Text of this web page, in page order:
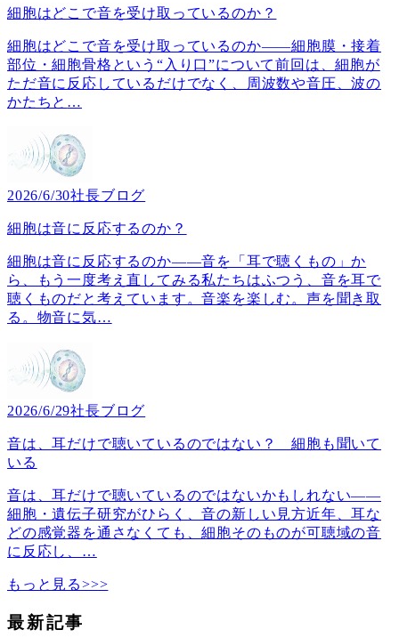
細胞はどこで音を受け取っているのか？
細胞はどこで音を受け取っているのか――細胞膜・接着
部位・細胞骨格という“入り口”について前回は、細胞が
ただ音に反応しているだけでなく、周波数や音圧、波の
かたちと …
2026/6/30社長ブログ
細胞は音に反応するのか？
細胞は音に反応するのか――音を「耳で聴くもの」か
ら、もう一度考え直してみる私たちはふつう、音を耳で
聴くものだと考えています。音楽を楽しむ。声を聞き取
る。物音に気…
2026/6/29社長ブログ
音は、耳だけで聴いているのではない？ 細胞も聞いて
いる
音は、耳だけで聴いているのではないかもしれない――
細胞・遺伝子研究がひらく、音の新しい見方近年、耳な
どの感覚器を通さなくても、細胞そのものが可聴域の音
に反応し、 …
もっと見る>>>
最新記事